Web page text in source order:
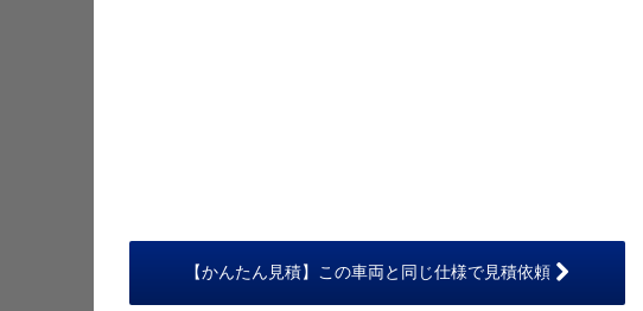
【かんたん見積】この車両と同じ仕様で見積依頼